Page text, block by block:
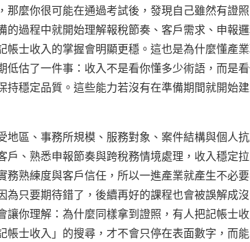
那麼你很可能在通過考試後，發現自己雖然有證
的過程中就開始理解報稅節奏、客戶需求、申報
帳士收入的掌握會明顯更穩。這也是為什麼懂產
低估了一件事：收入不是看你懂多少術語，而是
持穩定品質。這些能力若沒有在準備期間就開始
地區、事務所規模、服務對象、案件結構與個人
戶、熟悉申報節奏與跨稅務情境處理，收入穩定
務熟練度與客戶信任，所以一進產業就產生不必
為只要期待錯了，後續再好的課程也會被誤解成
讓你理解：為什麼同樣拿到證照，有人把記帳士
帳士收入」的搜尋，才不會只停在表面數字，而